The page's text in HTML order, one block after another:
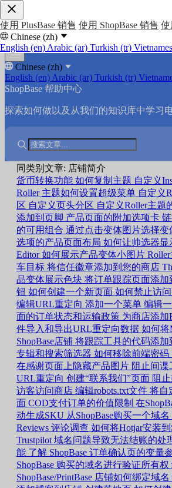
使用 PlusBase 销售 使用 ShopBase 销售 使
Chinese (zh)
English (en) Arabic (ar) Turkish (tr)
Chinese (zh)
English (en) Arabic (ar) Turkish (tr)
ShopBase 帮助中心
探索如何做以及从我们的知识库中学习
同类别文章: 店铺简介
货币转换功能 如何复制主题 自定义
Roller 主题如何设置超级菜单 自定义
区 自定义页头分区 自定义Roller主题
添加到页脚 产品页面的附加选项卡
的可用组合 通过点击变体图片选择变
选项的产品页面布局 如何让帅选器显
Editor 如何展示产品变体小图片
车目标 将信任徽章添加到您的商店
品变体展示色块 将订单跟踪页面添加
钮 如何创建一个新页面 如何禁止访
编辑URL重定向 添加一个菜单 编辑
面的订单状态和运输政策 为商店添加
件导入和导出URL重定向数据 如何将
ShopBase店铺 将跟踪工具的代码添加
专辑和搜索筛选器 如何移除前端密码
在感谢页面上隐藏产品图片 阻止间
URL重定向 创建“联系我们”页面 阻
访客访问商店 编辑robots.txt文件 将自
面 COD支付订单的价值限制 在
动生成SKU 从ShopBase购买一个域名
Reviews 评论调查 如何将Hotjar安装到
Trustpilot 域名问题导致无法结账的处
能 了解 ShopBase 订单确认页的变量
ShopBase 购买的域名进行验证所有权
ShopBase/PrintBase 店铺如何绑定域名